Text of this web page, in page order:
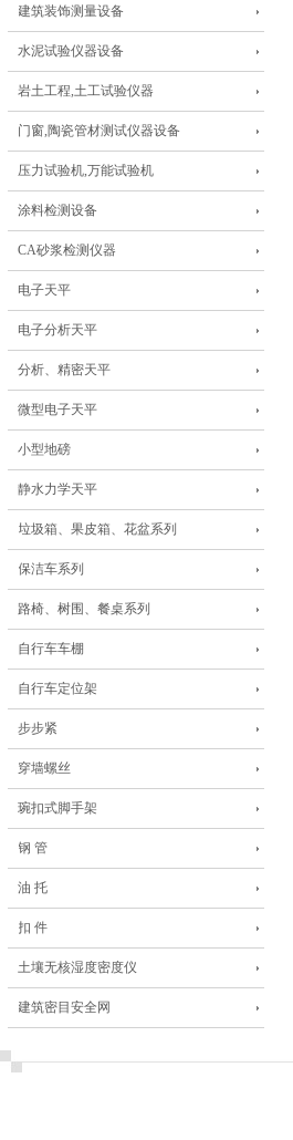
建筑装饰测量设备
水泥试验仪器设备
岩土工程,土工试验仪器
门窗,陶瓷管材测试仪器设备
压力试验机,万能试验机
涂料检测设备
CA砂浆检测仪器
电子天平
电子分析天平
分析、精密天平
微型电子天平
小型地磅
静水力学天平
垃圾箱、果皮箱、花盆系列
保洁车系列
路椅、树围、餐桌系列
自行车车棚
自行车定位架
步步紧
穿墙螺丝
琬扣式脚手架
钢 管
油 托
扣 件
土壤无核湿度密度仪
建筑密目安全网